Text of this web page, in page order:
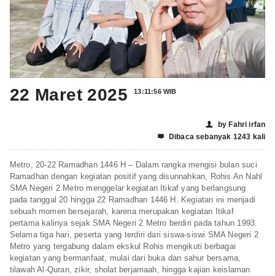
22 Maret 2025 13:11:56 WIB
👤 by Fahri irfan
 Dibaca sebanyak 1243 kali
Metro, 20-22 Ramadhan 1446 H – Dalam rangka mengisi bulan suci
Ramadhan dengan kegiatan positif yang disunnahkan, Rohis An Nahl
SMA Negeri 2 Metro menggelar kegiatan Itikaf yang berlangsung
pada tanggal 20 hingga 22 Ramadhan 1446 H. Kegiatan ini menjadi
sebuah momen bersejarah, karena merupakan kegiatan Itikaf
pertama kalinya sejak SMA Negeri 2 Metro berdiri pada tahun 1993.
Selama tiga hari, peserta yang terdiri dari siswa-siswi SMA Negeri 2
Metro yang tergabung dalam ekskul Rohis mengikuti berbagai
kegiatan yang bermanfaat, mulai dari buka dan sahur bersama,
tilawah Al-Quran, zikir, sholat berjamaah, hingga kajian keislaman